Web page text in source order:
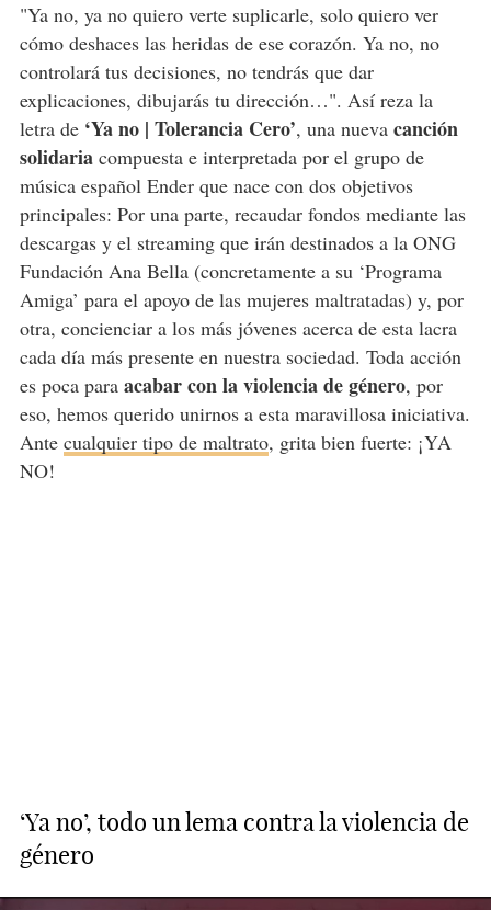
"Ya no, ya no quiero verte suplicarle, solo quiero ver
cómo deshaces las heridas de ese corazón. Ya no, no
controlará tus decisiones, no tendrás que dar
explicaciones, dibujarás tu dirección…". Así reza la
letra de ‘Ya no | Tolerancia Cero’, una nueva canción
solidariacompuesta e interpretada por el grupo de
música español Ender que nace con dos objetivos
principales: Por una parte, recaudar fondos mediante las
descargas y el streaming que irán destinados a la ONG
Fundación Ana Bella (concretamente a su ‘Programa
Amiga’ para el apoyo de las mujeres maltratadas) y, por
otra, concienciar a los más jóvenes acerca de esta lacra
cada día más presente en nuestra sociedad. Toda acción
es poca para acabar con la violencia de género, por
eso, hemos querido unirnos a esta maravillosa iniciativa.
Ante cualquier tipo de maltrato, grita bien fuerte: ¡YA
NO!
‘Ya no’, todo un lema contra la violencia de
género